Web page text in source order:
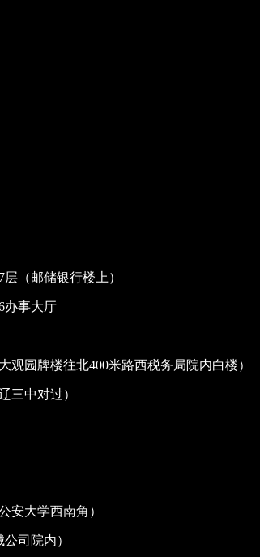
（邮储银行楼上）
办事大厅
园牌楼往北400米路西税务局院内白楼）
三中对过）
安大学西南角）
司院内）